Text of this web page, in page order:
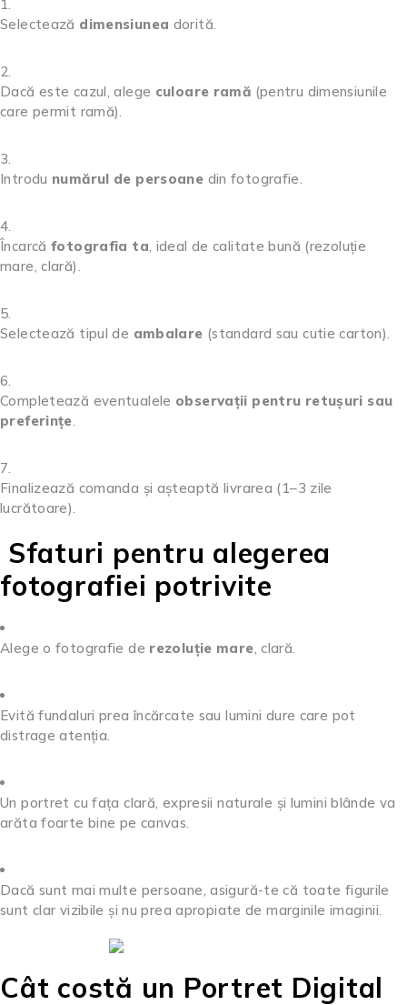
Selectează dimensiunea dorită.
Dacă este cazul, alege culoare ramă (pentru dimensiunile
care permit ramă).
Introdu numărul de persoane din fotografie.
Încarcă fotografia ta, ideal de calitate bună (rezoluție
mare, clară).
Selectează tipul de ambalare (standard sau cutie carton).
Completează eventualele observații pentru retușuri sau
preferințe.
Finalizează comanda și așteaptă livrarea (1–3 zile
lucrătoare).
Sfaturi pentru alegerea
fotografiei potrivite
Alege o fotografie de rezoluție mare, clară.
Evită fundaluri prea încărcate sau lumini dure care pot
distrage atenția.
Un portret cu fața clară, expresii naturale și lumini blânde va
arăta foarte bine pe canvas.
Dacă sunt mai multe persoane, asigură-te că toate figurile
sunt clar vizibile și nu prea apropiate de marginile imaginii.
Cât costă un Portret Digital